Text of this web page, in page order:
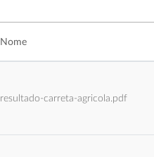
Nome
resultado-carreta-agricola.pdf